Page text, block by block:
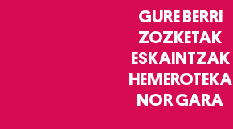
GURE BERRI
ZOZKETAK
ESKAINTZAK
HEMEROTEKA
NOR GARA